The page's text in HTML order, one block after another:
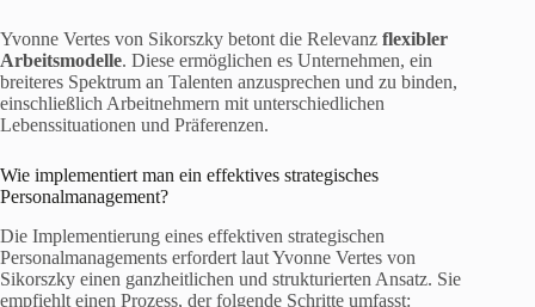
Yvonne Vertes von Sikorszky betont die Relevanz flexibler
Arbeitsmodelle. Diese ermöglichen es Unternehmen, ein
breiteres Spektrum an Talenten anzusprechen und zu binden,
einschließlich Arbeitnehmern mit unterschiedlichen
Lebenssituationen und Präferenzen.
Wie implementiert man ein effektives strategisches
Personalmanagement?
Die Implementierung eines effektiven strategischen
Personalmanagements erfordert laut Yvonne Vertes von
Sikorszky einen ganzheitlichen und strukturierten Ansatz. Sie
empfiehlt einen Prozess, der folgende Schritte umfasst: